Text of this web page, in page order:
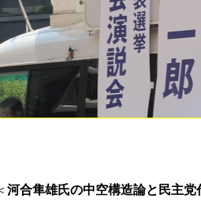
河合隼雄氏の中空構造論と民主党